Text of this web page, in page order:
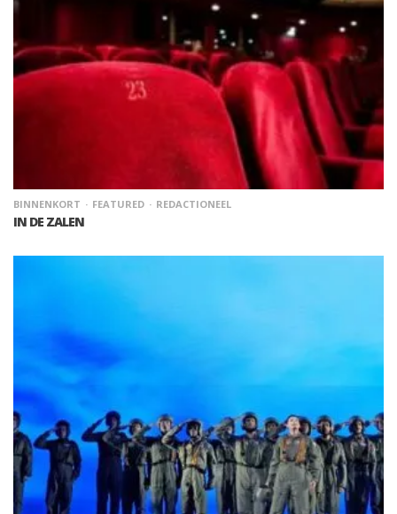
BINNENKORT FEATURED REDACTIONEEL
IN DE ZALEN